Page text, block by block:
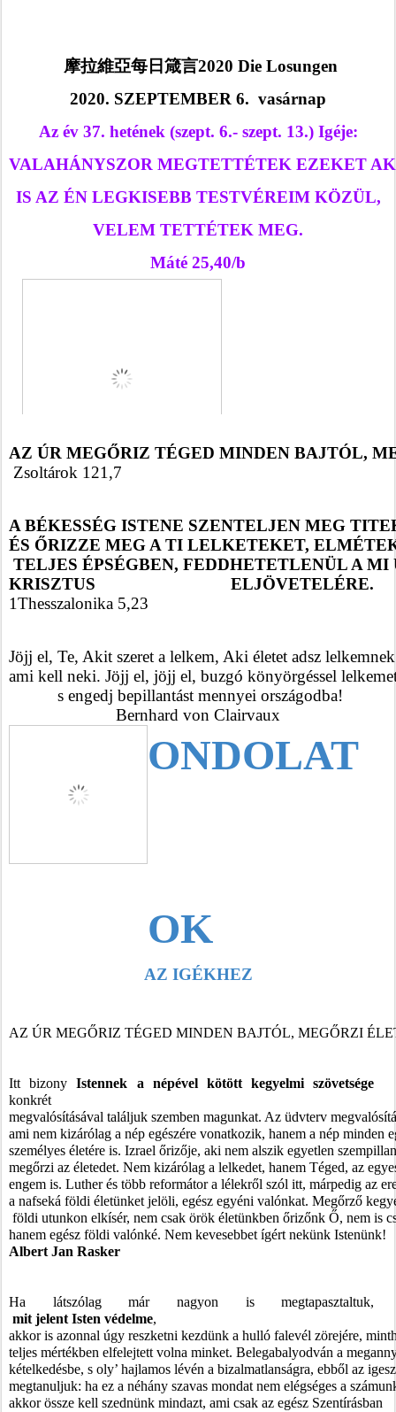
摩拉維亞每日箴言2020 Die Losungen
2020. SZEPTEMBER 6.  vasárnap
Az év 37. hetének (szept. 6.- szept. 13.) Igéje:
VALAHÁNYSZOR MEGTETTÉTEK EZEKET
IS AZ ÉN LEGKISEBB TESTVÉREIM KÖZÜL,
VELEM TETTÉTEK MEG.
Máté 25,40/b
AZ ÚR MEGŐRIZ TÉGED MINDEN BAJTÓL,
Zsoltárok 121,7
A BÉKESSÉG ISTENE SZENTELJEN MEG
ÉS ŐRIZZE MEG A TI LELKETEKET,
TELJES ÉPSÉGBEN, FEDDHETETLENÜL A
KRISZTUS ELJÖVETELÉRE.
1Thesszalonika 5,23
Jöjj el, Te, Akit szeret a lelkem, Aki életet adsz
ami kell neki. Jöjj el, jöjj el, buzgó könyörgéssel
s engedj bepillantást mennyei országodba!
Bernhard von Clairvaux
ONDOLAT
OK
AZ IGÉKHEZ
AZ ÚR MEGŐRIZ TÉGED MINDEN BAJTÓL, MEGŐRZI
Itt bizony Istennek a népével kötött kegyelmi szövetsége
konkrét
megvalósításával találjuk szemben magunkat. Az üdvterv
ami nem kizárólag a nép egészére vonatkozik, hanem a nép minden
személyes életére is. Izrael őrizője, aki nem alszik egyetlen
megőrzi az életedet. Nem kizárólag a lelkedet, hanem Téged, az
engem is. Luther és több reformátor a lélekről szól itt, márpedig az
a nafseká földi életünket jelöli, egész egyéni valónkat. Megőrző
földi utunkon elkísér, nem csak örök életünkben őrizőnk Ő, nem is
hanem egész földi valónké. Nem kevesebbet ígért nekünk Istenünk!
Albert Jan Rasker
Ha látszólag már nagyon is megtapasztaltuk,
mit jelent Isten védelme,
akkor is azonnal úgy reszketni kezdünk a hulló falevél zörejére,
teljes mértékben elfelejtett volna minket. Belegabalyodván a
kételkedésbe, s oly’ hajlamos lévén a bizalmatlanságra, ebből az
megtanuljuk: ha ez a néhány szavas mondat nem elégséges a
akkor össze kell szednünk mindazt, ami csak az egész Szentírásban